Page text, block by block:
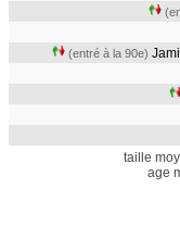
(entré à la 90e)
taille
age